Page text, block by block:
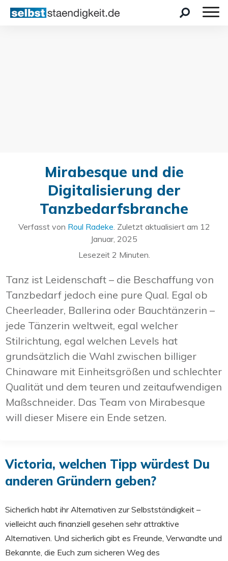
Mirabesque und die
Digitalisierung der
Tanzbedarfsbranche
Verfasst von Roul Radeke. Zuletzt aktualisiert am 12
Januar, 2025
Lesezeit 2 Minuten.
Tanz ist Leidenschaft – die Beschaffung von
Tanzbedarf jedoch eine pure Qual. Egal ob
Cheerleader, Ballerina oder Bauchtänzerin –
jede Tänzerin weltweit, egal welcher
Stilrichtung, egal welchen Levels hat
grundsätzlich die Wahl zwischen billiger
Chinaware mit Einheitsgrößen und schlechter
Qualität und dem teuren und zeitaufwendigen
Maßschneider. Das Team von Mirabesque
will dieser Misere ein Ende setzen.
Victoria, welchen Tipp würdest Du
anderen Gründern geben?
Sicherlich habt ihr Alternativen zur Selbstständigkeit –
vielleicht auch finanziell gesehen sehr attraktive
Alternativen. Und sicherlich gibt es Freunde, Verwandte und
Bekannte, die Euch zum sicheren Weg des